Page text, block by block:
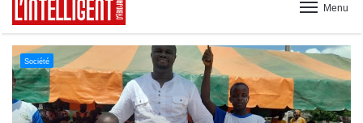
Menu
Culture